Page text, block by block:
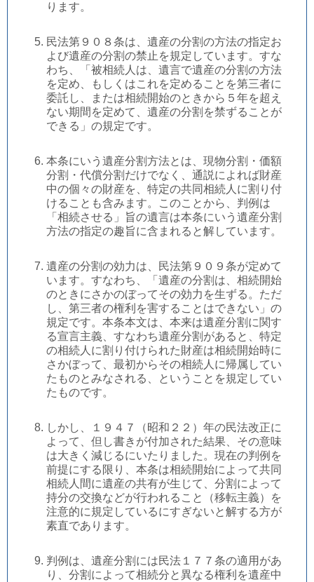
ります。
民法第９０８条は、遺産の分割の方法の指定お
よび遺産の分割の禁止を規定しています。すな
わち、「被相続人は、遺言で遺産の分割の方法
を定め、もしくはこれを定めることを第三者に
委託し、または相続開始のときから５年を超え
ない期間を定めて、遺産の分割を禁ずることが
できる」の規定です。
本条にいう遺産分割方法とは、現物分割・価額
分割・代償分割だけでなく、通説によれば財産
中の個々の財産を、特定の共同相続人に割り付
けることも含みます。このことから、判例は
「相続させる」旨の遺言は本条にいう遺産分割
方法の指定の趣旨に含まれると解しています。
遺産の分割の効力は、民法第９０９条が定めて
います。すなわち、「遺産の分割は、相続開始
のときにさかのぼってその効力を生ずる。ただ
し、第三者の権利を害することはできない」の
規定です。本条本文は、本来は遺産分割に関す
る宣言主義、すなわち遺産分割があると、特定
の相続人に割り付けられた財産は相続開始時に
さかぼって、最初からその相続人に帰属してい
たものとみなされる、ということを規定してい
たものです。
しかし、１９４７（昭和２２）年の民法改正に
よって、但し書きが付加された結果、その意味
は大きく減じるにいたりました。現在の判例を
前提にする限り、本条は相続開始によって共同
相続人間に遺産の共有が生じて、分割によって
持分の交換などが行われること（移転主義）を
注意的に規定しているにすぎないと解する方が
素直であります。
判例は、遺産分割には民法１７７条の適用があ
り、分割によって相続分と異なる権利を遺産中